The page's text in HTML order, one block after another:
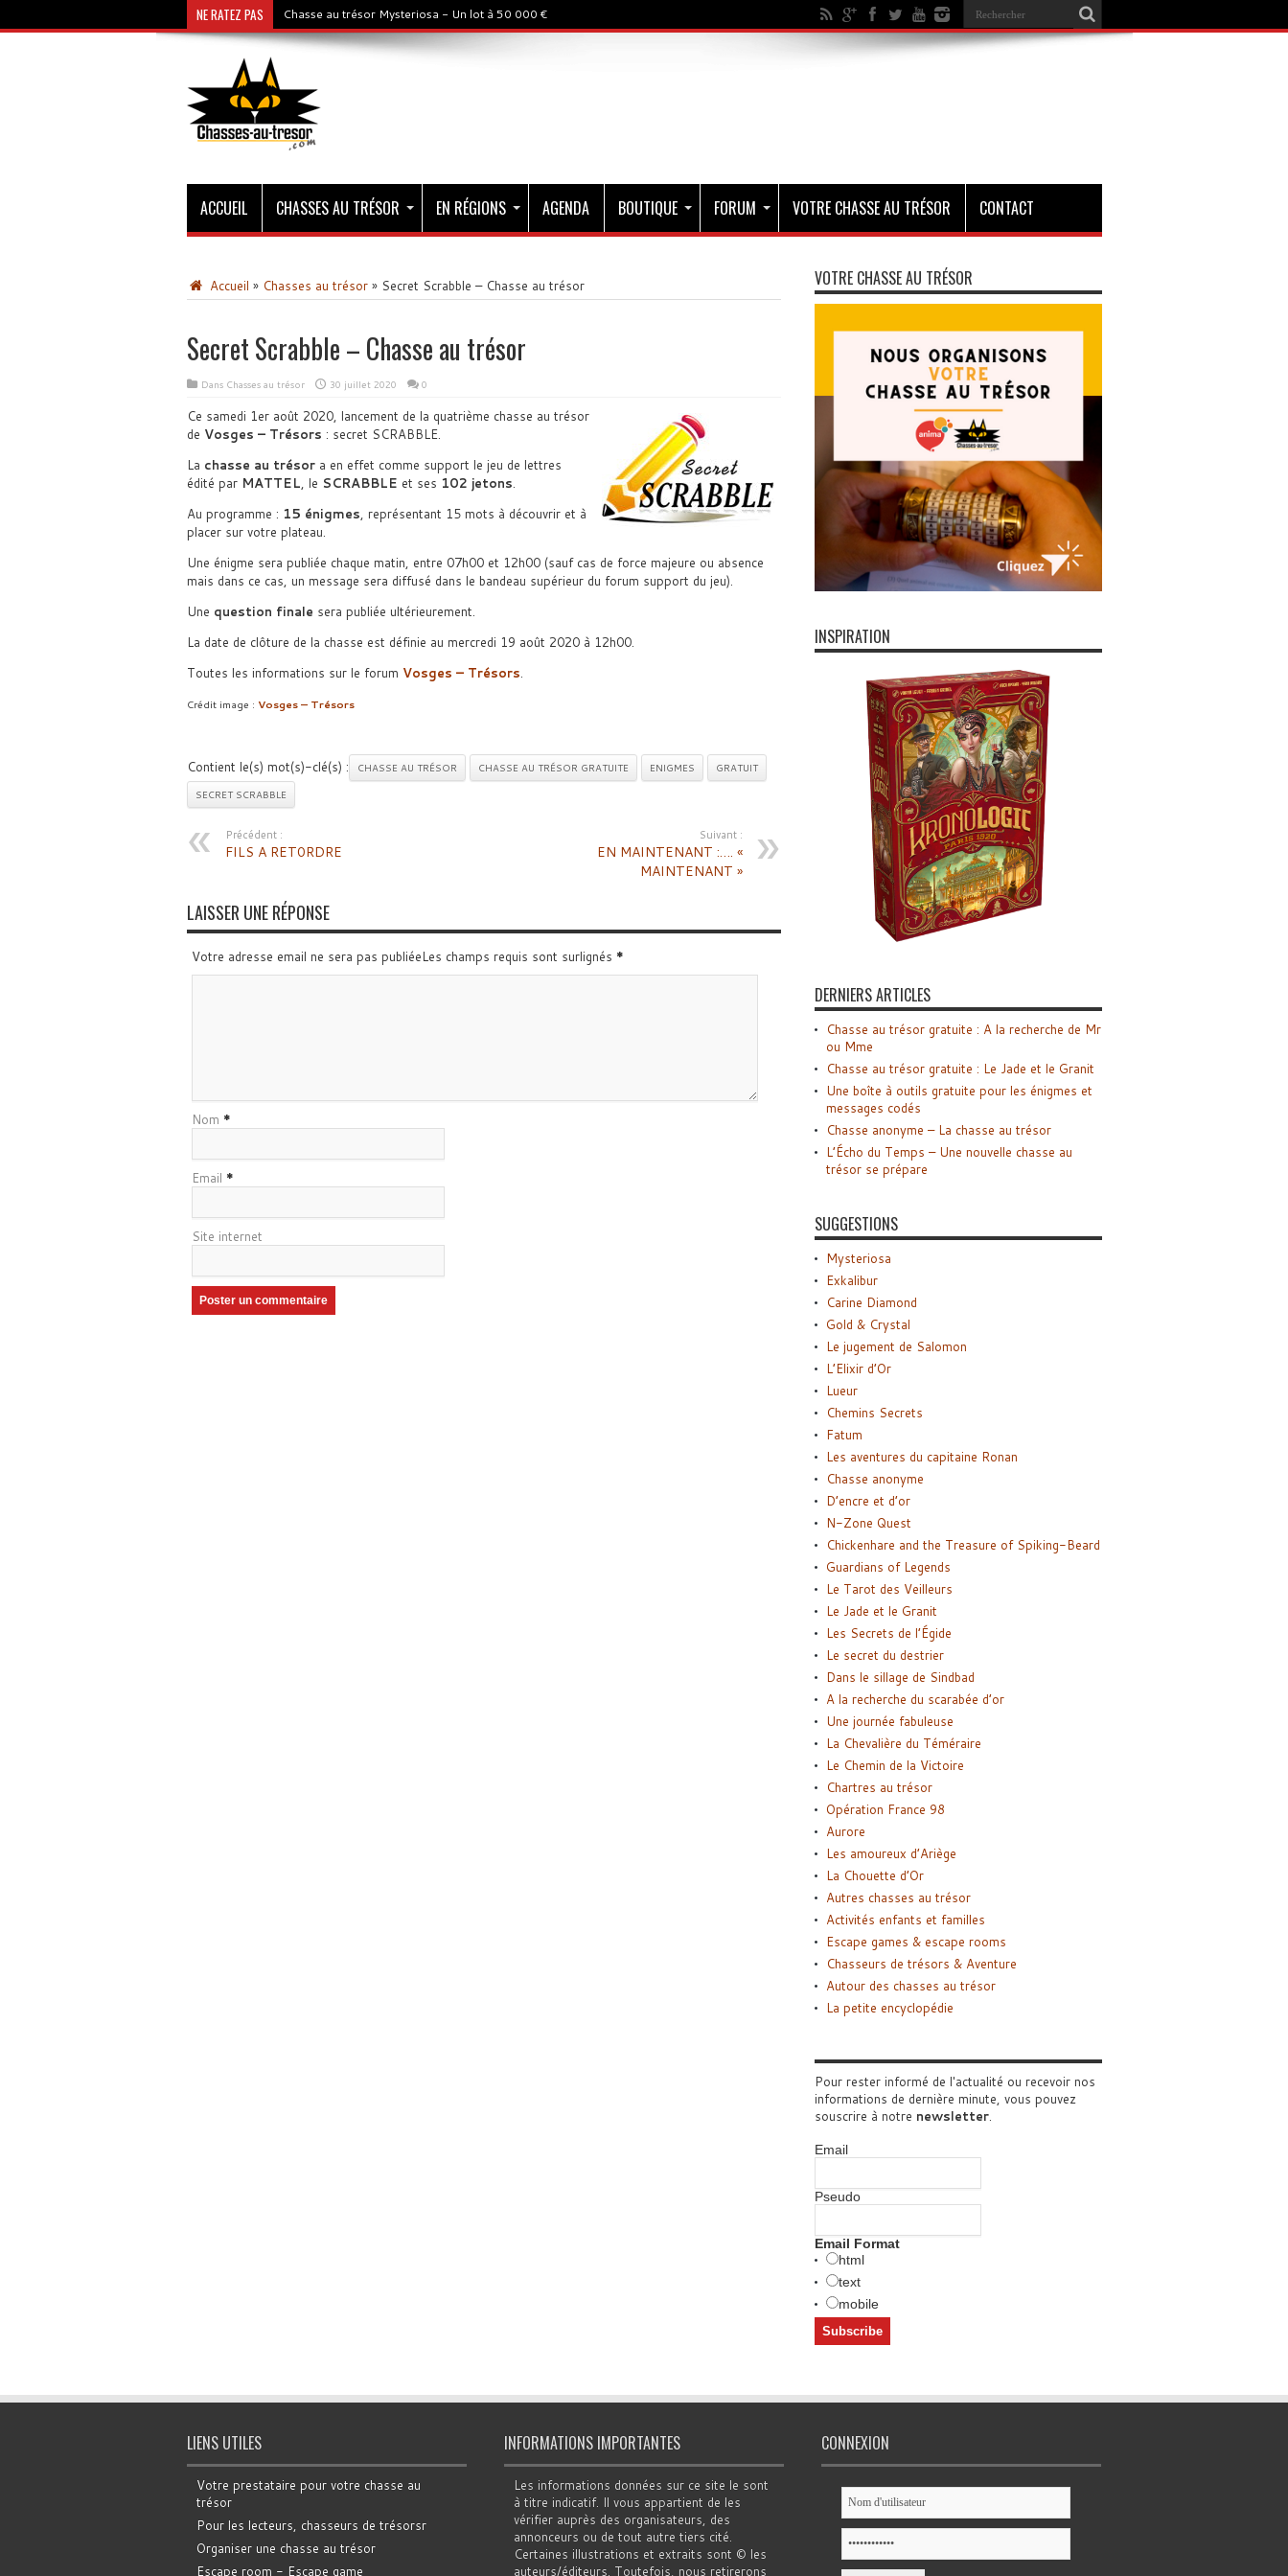
NE RATEZ PAS Chasse au trésor Mysteriosa - Un lot à 50 000 €
ACCUEIL CHASSES AU TRÉSOR EN RÉGIONS AGENDA BOUTIQUE FORUM VOTRE CHASSE AU TRÉSOR CONTACT
Accueil » Chasses au trésor » Secret Scrabble – Chasse au trésor
Secret Scrabble – Chasse au trésor
Dans Chasses au trésor 30 juillet 2020 0
Ce samedi 1er août 2020, lancement de la quatrième chasse au trésor
de Vosges – Trésors : secret SCRABBLE.
La chasse au trésora en effet comme support le jeu de lettres
édité par MATTEL, le SCRABBLE et ses 102 jetons.
Au programme : 15 énigmes, représentant 15 mots à découvrir et à
placer sur votre plateau.
Une énigme sera publiée chaque matin, entre 07h00 et 12h00 (sauf cas de force majeure ou absence
mais dans ce cas, un message sera diffusé dans le bandeau supérieur du forum support du jeu).
Une question finale sera publiée ultérieurement.
La date de clôture de la chasse est définie au mercredi 19 août 2020 à 12h00.
Toutes les informations sur le forum Vosges – Trésors.
Crédit image : Vosges – Trésors
Contient le(s) mot(s)-clé(s) : CHASSE AU TRÉSOR CHASSE AU TRÉSOR GRATUITE ENIGMES
GRATUIT
SECRET SCRABBLE
Précédent :
FILS A RET0RDRE
Suivant :
EN MAINTENANT :…. «
MAINTENANT »
LAISSER UNE RÉPONSE
Votre adresse email ne sera pas publiéeLes champs requis sont surlignés *
Nom *
Email *
Site internet
VOTRE CHASSE AU TRÉSOR
INSPIRATION
DERNIERS ARTICLES
Chasse au trésor gratuite : A la recherche de Mr
ou Mme
Chasse au trésor gratuite : Le Jade et le Granit
Une boîte à outils gratuite pour les énigmes et
messages codés
Chasse anonyme – La chasse au trésor
L’Écho du Temps – Une nouvelle chasse au
trésor se prépare
SUGGESTIONS
Mysteriosa
Exkalibur
Carine Diamond
Gold & Crystal
Le jugement de Salomon
L’Elixir d’Or
Lueur
Chemins Secrets
Fatum
Les aventures du capitaine Ronan
Chasse anonyme
D’encre et d’or
N-Zone Quest
Chickenhare and the Treasure of Spiking-Beard
Guardians of Legends
Le Tarot des Veilleurs
Le Jade et le Granit
Les Secrets de l’Égide
Le secret du destrier
Dans le sillage de Sindbad
A la recherche du scarabée d’or
Une journée fabuleuse
La Chevalière du Téméraire
Le Chemin de la Victoire
Chartres au trésor
Opération France 98
Aurore
Les amoureux d’Ariège
La Chouette d’Or
Autres chasses au trésor
Activités enfants et familles
Escape games & escape rooms
Chasseurs de trésors & Aventure
Autour des chasses au trésor
La petite encyclopédie
Pour rester informé de l'actualité ou recevoir nos
informations de dernière minute, vous pouvez
souscrire à notre newsletter.
Email
Pseudo
Email Format
html
text
mobile
LIENS UTILES
Votre prestataire pour votre chasse au
trésor
Pour les lecteurs, chasseurs de trésorsr
Organiser une chasse au trésor
Escape room - Escape game
INFORMATIONS IMPORTANTES
Les informations données sur ce site le sont
à titre indicatif. Il vous appartient de les
vérifier auprès des organisateurs, des
annonceurs ou de tout autre tiers cité.
Certaines illustrations et extraits sont © les
auteurs/éditeurs. Toutefois, nous retirerons
CONNEXION